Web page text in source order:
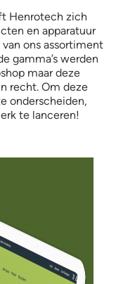
Henrotech zich
en apparatuur
ons assortiment
gamma’s werden
maar deze
recht. Om deze
onderscheiden,
te lanceren!